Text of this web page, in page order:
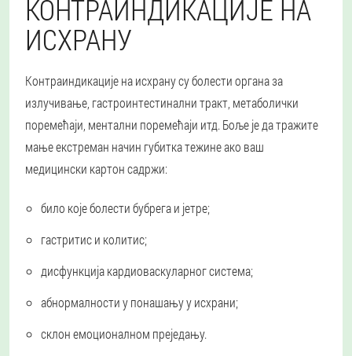
КОНТРАИНДИКАЦИЈЕ НА
ИСХРАНУ
Контраиндикације на исхрану су болести органа за
излучивање, гастроинтестинални тракт, метаболички
поремећаји, ментални поремећаји итд. Боље је да тражите
мање екстреман начин губитка тежине ако ваш
медицински картон садржи:
било које болести бубрега и јетре;
гастритис и колитис;
дисфункција кардиоваскуларног система;
абнормалности у понашању у исхрани;
склон емоционалном преједању.